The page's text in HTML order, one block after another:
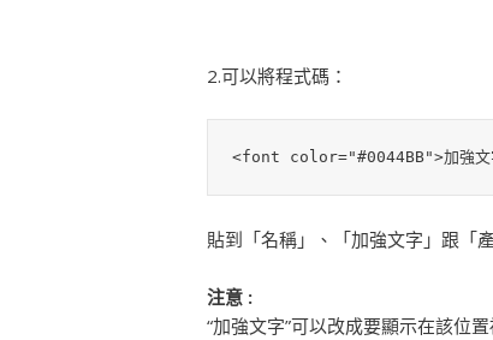
2.可以將程式碼：
<font color="#0044BB">加強
貼到「名稱」、「加強文字」跟「
注意 :
“加強文字”可以改成要顯示在該位